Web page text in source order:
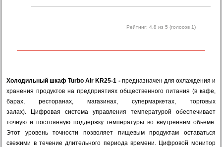
Рейтинг: 4.8 из 5 (голосов 1)
Холодильный шкаф Turbo Air KR25-1 - предназначен для охлаждения и
хранения продуктов на предприятиях общественного питания (в кафе,
барах, ресторанах, магазинах, супермаркетах, торговых
залах). Цифровая система управления температурой обеспечивает
точную и постоянную поддержку температуры во внутреннем обьеме.
Этот уровень точности позволяет пищевым продуктам оставаться
свежими в течение длительного периода времени. Цифровой монитор